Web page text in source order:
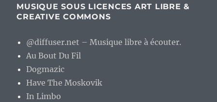
MUSIQUE SOUS LICENCES ART LIBRE &
CREATIVE COMMONS
@diffuser.net – Musique libre à écouter.
Au Bout Du Fil
Dogmazic
Have The Moskovik
In Limbo